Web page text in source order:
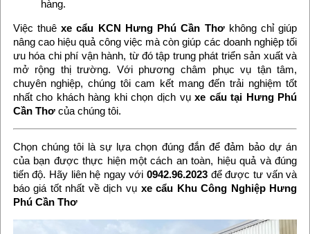
hàng.
Việc thuêxe cẩu KCN Hưng Phú Cần Thơkhông chỉ giúp
nâng cao hiệu quả công việc mà còn giúp các doanh nghiệp tối
ưu hóa chi phí vận hành, từ đó tập trung phát triển sản xuất và
mở rộng thị trường. Với phương châm phục vụ tận tâm,
chuyên nghiệp, chúng tôi cam kết mang đến trải nghiệm tốt
nhất cho khách hàng khi chọn dịch vụxe cẩu tại Hưng Phú
Cần Thơcủa chúng tôi.
Chọn chúng tôi là sự lựa chọn đúng đắn để đảm bảo dự án
của bạn được thực hiện một cách an toàn, hiệu quả và đúng
tiến độ. Hãy liên hệ ngay với0942.96.2023 để được tư vấn và
báo giá tốt nhất về dịch vụ xe cẩu Khu Công Nghiệp Hưng
Phú Cần Thơ